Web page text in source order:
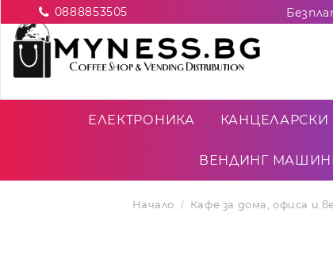
0888853505
ЕЛЕКТРОНИКА
ВЕНДИНГ
Начало Кафе за дома, офиса и